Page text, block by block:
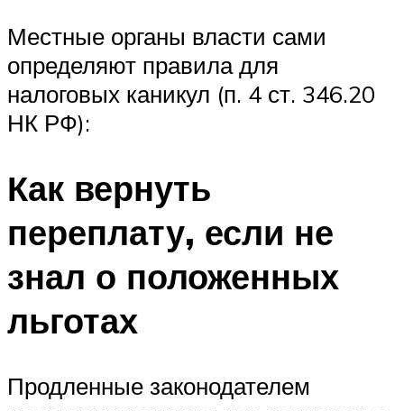
Местные органы власти сами
определяют правила для
налоговых каникул (п. 4 ст. 346.20
НК РФ):
Как вернуть
переплату, если не
знал о положенных
льготах
Продленные законодателем